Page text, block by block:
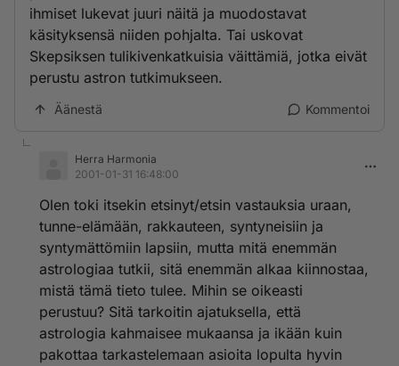
ihmiset lukevat juuri näitä ja muodostavat
käsityksensä niiden pohjalta. Tai uskovat
Skepsiksen tulikivenkatkuisia väittämiä, jotka eivät
perustu astron tutkimukseen.
Äänestä Kommentoi
Herra Harmonia
2001-01-31 16:48:00
Olen toki itsekin etsinyt/etsin vastauksia uraan,
tunne-elämään, rakkauteen, syntyneisiin ja
syntymättömiin lapsiin, mutta mitä enemmän
astrologiaa tutkii, sitä enemmän alkaa kiinnostaa,
mistä tämä tieto tulee. Mihin se oikeasti
perustuu? Sitä tarkoitin ajatuksella, että
astrologia kahmaisee mukaansa ja ikään kuin
pakottaa tarkastelemaan asioita lopulta hyvin